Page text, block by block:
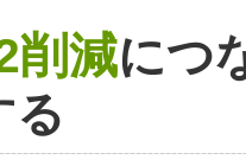
削減につ
る